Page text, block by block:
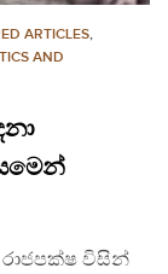
ARTICLES,
AND
රාජපක්ෂ විසින්